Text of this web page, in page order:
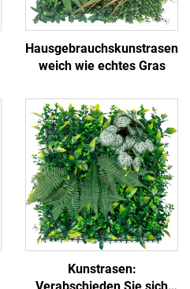
Hausgebrauchskunstrasen,
weich wie echtes Gras
Kunstrasen: